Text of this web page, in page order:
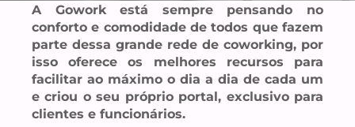
A Gowork está sempre pensando no
conforto e comodidade de todos que fazem
parte dessa grande rede de coworking, por
isso oferece os melhores recursos para
facilitar ao máximo o dia a dia de cada um
e criou o seu próprio portal, exclusivo para
clientes e funcionários.